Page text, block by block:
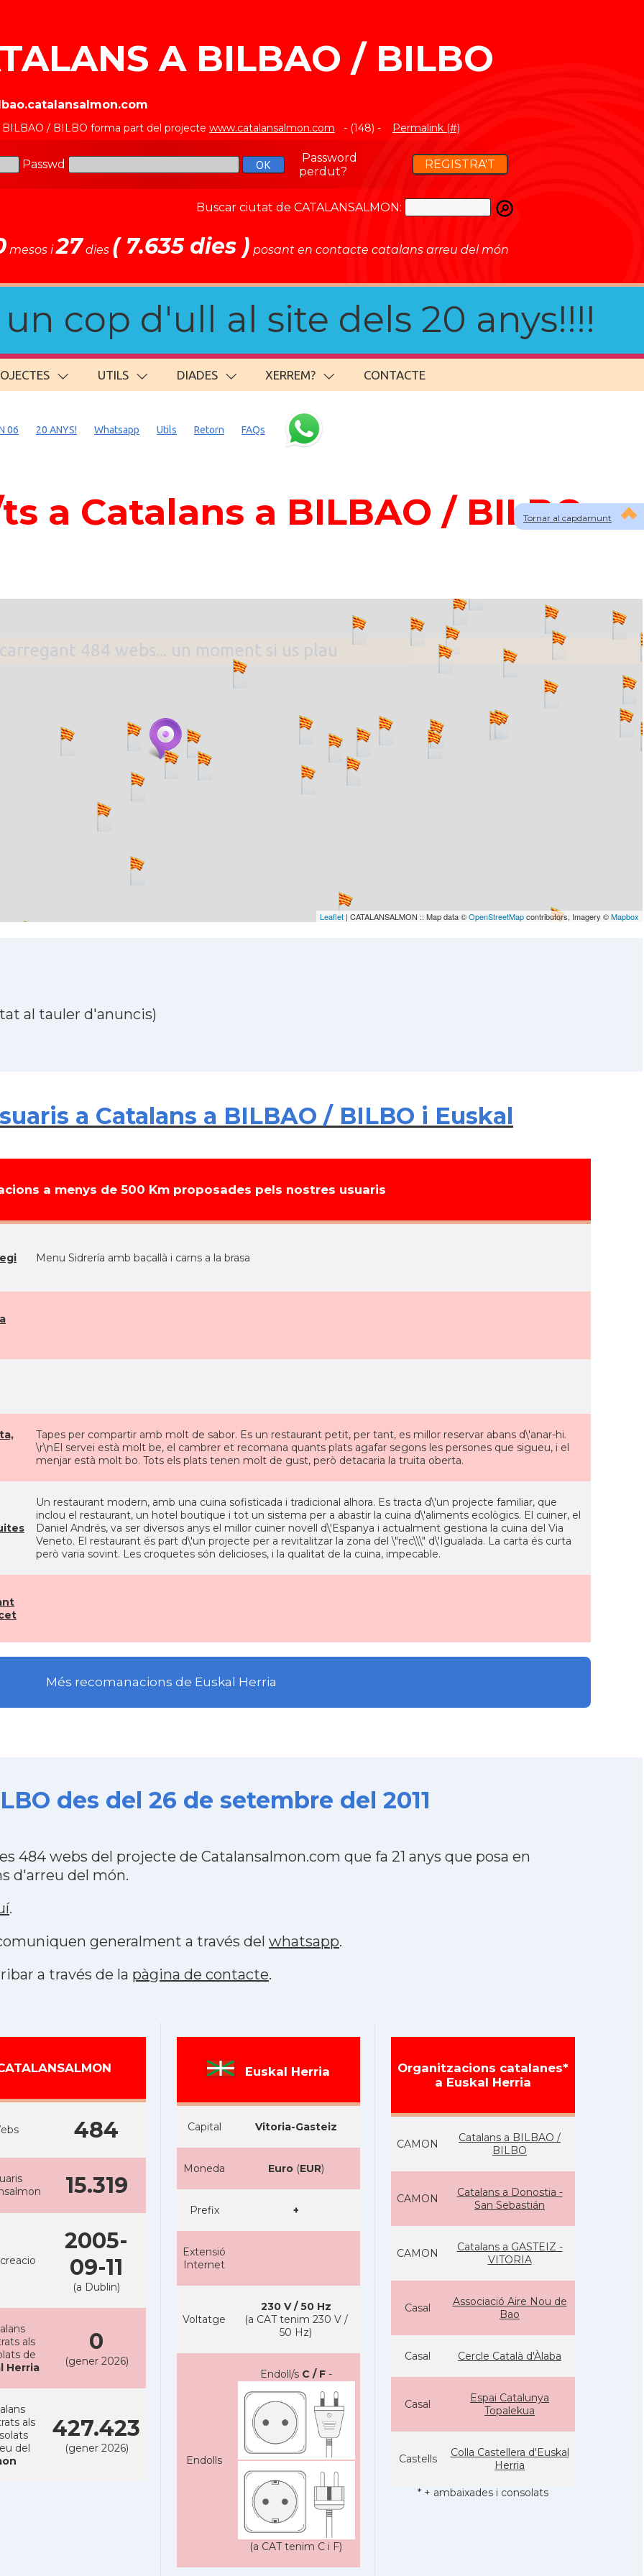
A BILBAO / BILBO
BILBAO / BILBO forma part del projecte www.catalansalmon.com - (148) - Permalink (#)
Passwd
Password
perdut?
REGISTRA'T
Buscar ciutat de CATALANSALMON:
mesos i27 dies ( 7.635 dies ) posant en contacte catalans arreu del món
cop d'ull al site dels 20 anys!!!!
UTILS DIADES XERREM? CONTACTE
Tornar al capdamunt
06 20 ANYS! Whatsapp Utils Retorn FAQs
a Catalans a BILBAO / BILBO
484 webs... un moment si us plau
Leaflet | CATALANSALMON :: Map data ©OpenStreetMapcontributors, Imagery ©Mapbox
al tauler d'anuncis)
a Catalans a BILBAO / BILBO i Euskal
a menys de 500 Km proposades pels nostres usuaris
Menu Sidrería amb bacallà i carns a la brasa
Tapes per compartir amb molt de sabor. Es un restaurant petit, per tant, es millor reservar abans d\'anar-hi.
\r\nEl servei està molt be, el cambrer et recomana quants plats agafar segons les persones que sigueu, i el
menjar està molt bo. Tots els plats tenen molt de gust, però detacaria la truita oberta.
Un restaurant modern, amb una cuina sofisticada i tradicional alhora. Es tracta d\'un projecte familiar, que
inclou el restaurant, un hotel boutique i tot un sistema per a abastir la cuina d\'aliments ecològics. El cuiner, el
Daniel Andrés, va ser diversos anys el millor cuiner novell d\'Espanya i actualment gestiona la cuina del Via
Veneto. El restaurant és part d\'un projecte per a revitalitzar la zona del \"rec\\\" d\'Igualada. La carta és curta
però varia sovint. Les croquetes són delicioses, i la qualitat de la cuina, impecable.
Més recomanacions de Euskal Herria
des del 26 de setembre del 2011
484 webs del projecte de Catalansalmon.com que fa 21 anys que posa en
d'arreu del món.
.
generalment a través del whatsapp.
a través de la pàgina de contacte.
484
15.319
2005-
09-11
(a Dublin)
als
de
Herria
0
(gener 2026)
als
del
427.423
(gener 2026)
Euskal Herria
Capital Vitoria-Gasteiz
Moneda Euro(EUR)
Prefix +
Extensió
Internet
Voltatge
230 V / 50 Hz
(a CAT tenim 230 V /
50 Hz)
Endolls
Endoll/s C / F-
(a CAT tenim C i F)
Organitzacions catalanes*
a Euskal Herria
CAMON
Catalans a BILBAO /
BILBO
CAMON
Catalans a Donostia -
San Sebastián
CAMON
Catalans a GASTEIZ -
VITORIA
Casal
Associació Aire Nou de
Bao
Casal Cercle Català d'Àlaba
Casal
Espai Catalunya
Topalekua
Castells
Colla Castellera d'Euskal
Herria
* + ambaixades i consolats